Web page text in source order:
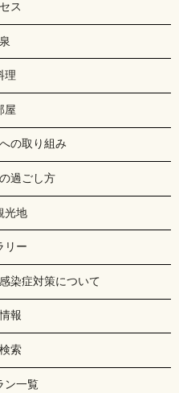
ス
理
屋
の取り組み
過ごし方
光地
リー
染症対策について
報
索
ン一覧